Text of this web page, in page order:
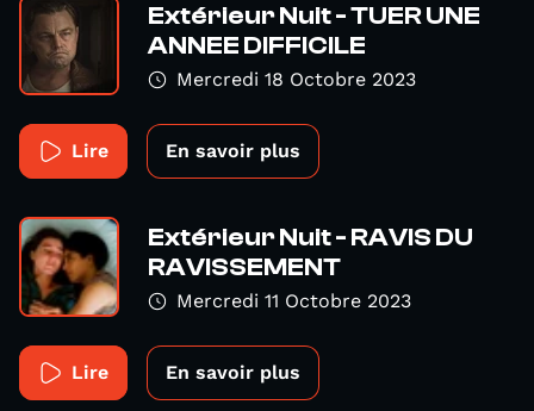
Extérieur Nuit - TUER UNE
ANNEE DIFFICILE
Mercredi 18 Octobre 2023
Lire En savoir plus
Extérieur Nuit - RAVIS DU
RAVISSEMENT
Mercredi 11 Octobre 2023
Lire En savoir plus